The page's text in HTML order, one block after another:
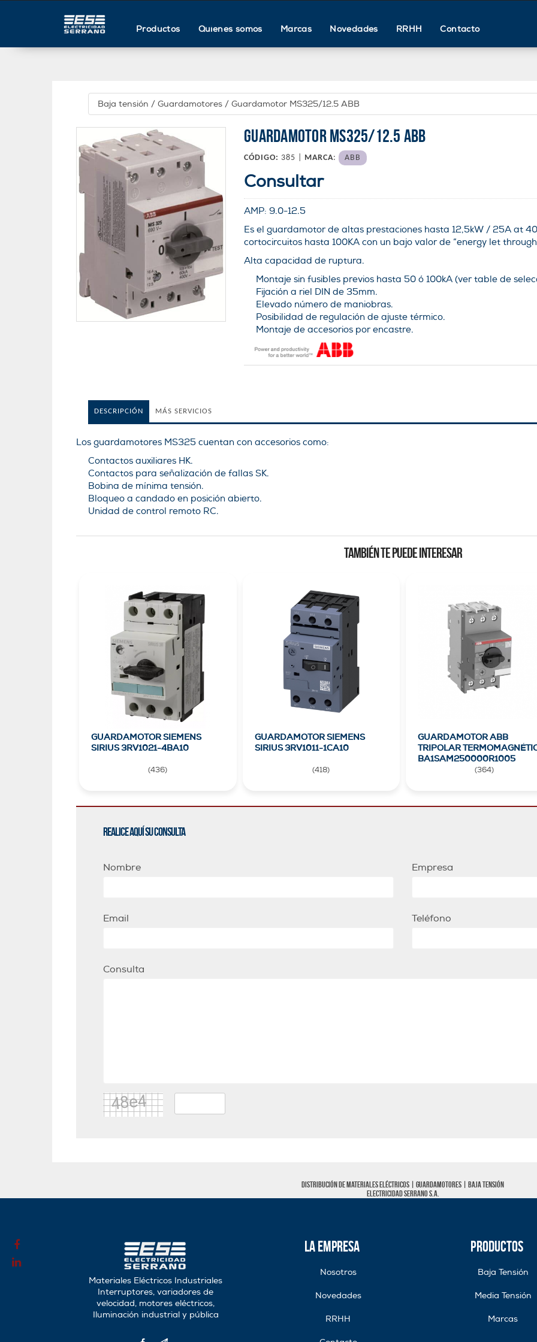
Productos Quienes somos Marcas Novedades RRHH Contacto
Baja tensión / Guardamotores / Guardamotor MS325/12.5 ABB
GUARDAMOTOR MS325/12.5 ABB
CÓDIGO: 385 | MARCA: ABB
Consultar
AMP: 9.0-12.5
Es el guardamotor de altas prestaciones hasta 12,5kW / 25A at
cortocircuitos hasta 100KA con un bajo valor de “energy let
Alta capacidad de ruptura.
Montaje sin fusibles previos hasta 50 ó 100kA (ver table de
Fijación a riel DIN de 35mm.
Elevado número de maniobras.
Posibilidad de regulación de ajuste térmico.
Montaje de accesorios por encastre.
DESCRIPCIÓN MÁS SERVICIOS
Los guardamotores MS325 cuentan con accesorios como:
Contactos auxiliares HK.
Contactos para señalización de fallas SK.
Bobina de mínima tensión.
Bloqueo a candado en posición abierto.
Unidad de control remoto RC.
TAMBIÉN TE PUEDE INTERESAR
GUARDAMOTOR SIEMENS
SIRIUS 3RV1021-4BA10
(436)
GUARDAMOTOR SIEMENS
SIRIUS 3RV1011-1CA10
(418)
GUARDAMOTOR ABB
TRIPOLAR
BA1SAM250000R1005
(364)
Realice aquí su consulta
Nombre Empresa
Email Teléfono
Consulta
Distribución de materiales eléctricos | Guardamotores | Baja tensión
Electricidad Serrano S.A.
Materiales Eléctricos Industriales
Interruptores, variadores de
velocidad, motores eléctricos,
Iluminación industrial y pública
La Empresa
Nosotros
Novedades
RRHH
Productos
Baja Tensión
Media Tensión
Marcas